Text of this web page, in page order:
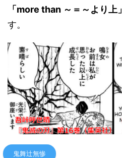
「more than ～＝～より上」
す。
鬼舞辻無惨